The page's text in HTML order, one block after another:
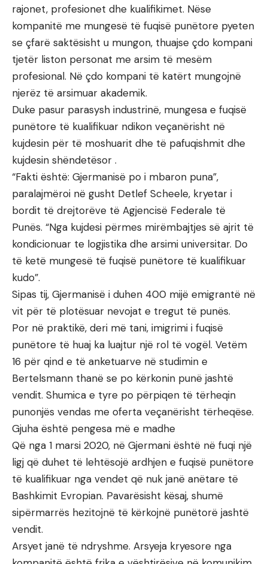
rajonet, profesionet dhe kualifikimet. Nëse
kompanitë me mungesë të fuqisë punëtore pyeten
se çfarë saktësisht u mungon, thuajse çdo kompani
tjetër liston personat me arsim të mesëm
profesional. Në çdo kompani të katërt mungojnë
njerëz të arsimuar akademik.
Duke pasur parasysh industrinë, mungesa e fuqisë
punëtore të kualifikuar ndikon veçanërisht në
kujdesin për të moshuarit dhe të pafuqishmit dhe
kujdesin shëndetësor .
“Fakti është: Gjermanisë po i mbaron puna”,
paralajmëroi në gusht Detlef Scheele, kryetar i
bordit të drejtorëve të Agjencisë Federale të
Punës. “Nga kujdesi përmes mirëmbajtjes së ajrit të
kondicionuar te logjistika dhe arsimi universitar. Do
të ketë mungesë të fuqisë punëtore të kualifikuar
kudo”.
Sipas tij, Gjermanisë i duhen 400 mijë emigrantë në
vit për të plotësuar nevojat e tregut të punës.
Por në praktikë, deri më tani, imigrimi i fuqisë
punëtore të huaj ka luajtur një rol të vogël. Vetëm
16 për qind e të anketuarve në studimin e
Bertelsmann thanë se po kërkonin punë jashtë
vendit. Shumica e tyre po përpiqen të tërheqin
punonjës vendas me oferta veçanërisht tërheqëse.
Gjuha është pengesa më e madhe
Që nga 1 marsi 2020, në Gjermani është në fuqi një
ligj që duhet të lehtësojë ardhjen e fuqisë punëtore
të kualifikuar nga vendet që nuk janë anëtare të
Bashkimit Evropian. Pavarësisht kësaj, shumë
sipërmarrës hezitojnë të kërkojnë punëtorë jashtë
vendit.
Arsyet janë të ndryshme. Arsyeja kryesore nga